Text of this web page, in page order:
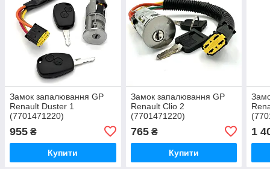
Замок запалювання GP
Renault Duster 1
(7701471220)
955 ₴
Купити
Замок запалювання GP
Renault Clio 2
(7701471220)
765₴
Купити
1